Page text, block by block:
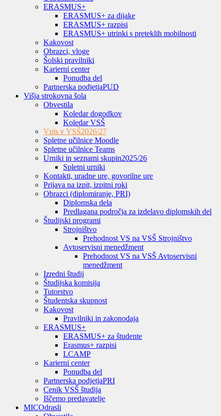
ERASMUS+
ERASMUS+ za dijake
ERASMUS+ razpisi
ERASMUS+ utrinki s preteklih mobilnosti
Kakovost
Obrazci, vloge
Šolski pravilniki
Karierni center
Ponudba del
Partnerska podjetjaPUD
Višja strokovna šola
Obvestila
Koledar dogodkov
Koledar VSŠ
Vpis v VSŠ2026/27
Spletne učilnice Moodle
Spletne učilnice Teams
Urniki in seznami skupin2025/26
Spletni urniki
Kontakti, uradne ure, govorilne ure
Prijava na izpit, izpitni roki
Obrazci (diplomiranje, PRI)
Diplomska dela
Predlagana področja za izdelavo diplomskih del
Študijski programi
Strojništvo
Prehodnost VS na VSŠ Strojništvo
Avtoservisni menedžment
Prehodnost VS na VSŠ Avtoservisni
menedžment
Izredni študij
Študijska komisija
Tutorstvo
Študentska skupnost
Kakovost
Pravilniki in zakonodaja
ERASMUS+
ERASMUS+ za študente
Erasmus+ razpisi
LCAMP
Karierni center
Ponudba del
Partnerska podjetjaPRI
Cenik VSŠ študija
Iščemo predavatelje
MICOdrasli